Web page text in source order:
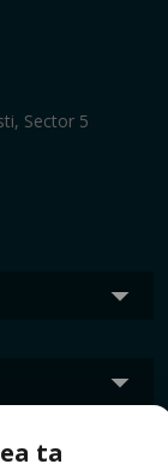
Sector 5
ta